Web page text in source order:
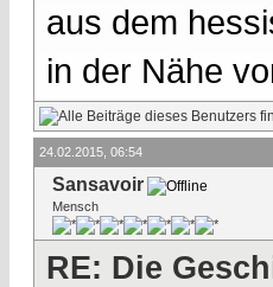
aus dem
in der Nähe
24.02.2015, 06:54
Sansavoir
Mensch
RE: Die